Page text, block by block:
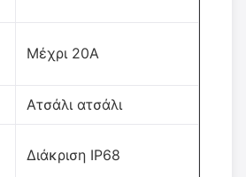
Μέχρι 20A
Ατσάλι ατσάλι
Διάκριση IP68